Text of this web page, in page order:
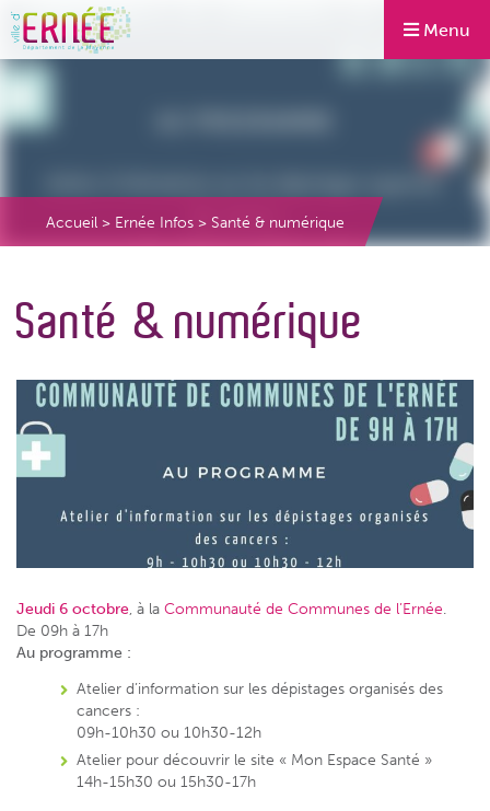
Menu
Accueil > Ernée Infos > Santé & numérique
Santé & numérique
Jeudi 6 octobre, à la Communauté de Communes de l’Ernée.
De 09h à 17h
Au programme :
Atelier d’information sur les dépistages organisés des
cancers :
09h-10h30 ou 10h30-12h
Atelier pour découvrir le site « Mon Espace Santé »
14h-15h30 ou 15h30-17h